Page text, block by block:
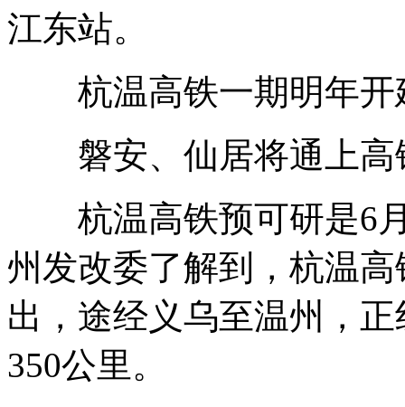
江东站。
杭温高铁一期明年开
磐安、仙居将通上高
杭温高铁预可研是6月
州发改委了解到，杭温
出，途经义乌至温州，
350公里。